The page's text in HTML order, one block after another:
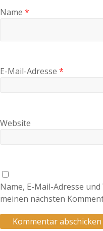
Name *
E-Mail-Adresse *
Website
Name, E-Mail-Adresse
meinen nächsten